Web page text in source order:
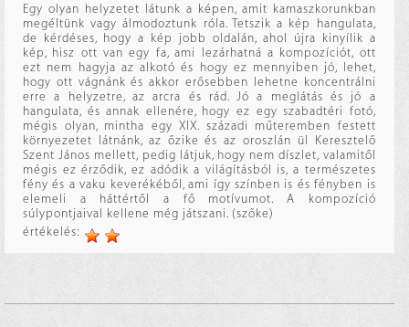
Egy olyan helyzetet látunk a képen, amit kamaszkorunkban
megéltünk vagy álmodoztunk róla. Tetszik a kép hangulata,
de kérdéses, hogy a kép jobb oldalán, ahol újra kinyílik a
kép, hisz ott van egy fa, ami lezárhatná a kompozíciót, ott
ezt nem hagyja az alkotó és hogy ez mennyiben jó, lehet,
hogy ott vágnánk és akkor erősebben lehetne koncentrálni
erre a helyzetre, az arcra és rád. Jó a meglátás és jó a
hangulata, és annak ellenére, hogy ez egy szabadtéri fotó,
mégis olyan, mintha egy XIX. századi műteremben festett
környezetet látnánk, az őzike és az oroszlán ül Keresztelő
Szent János mellett, pedig látjuk, hogy nem díszlet, valamitől
mégis ez érződik, ez adódik a világításból is, a természetes
fény és a vaku keverékéből, ami így színben is és fényben is
elemeli a háttértől a fő motívumot. A kompozíció
súlypontjaival kellene még játszani. (szőke)
értékelés: